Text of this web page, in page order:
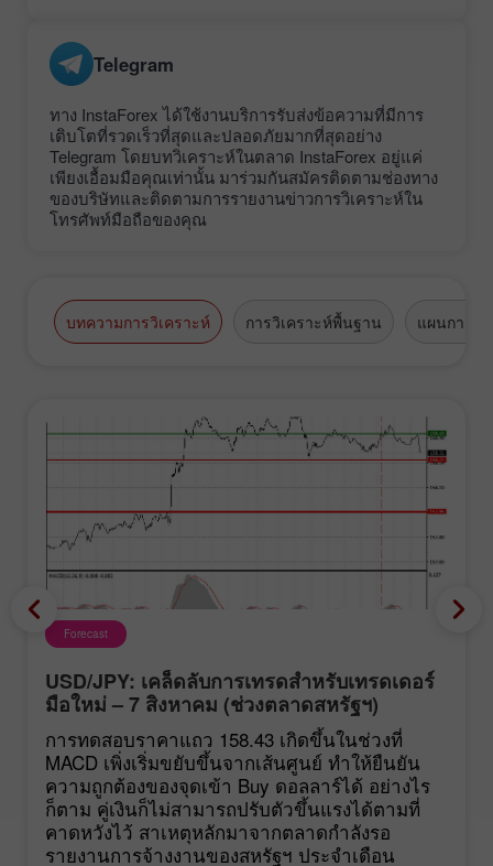
Telegram
ทาง InstaForex ได้ใช้งานบริการรับส่งข้อความที่มีการ
เติบโตที่รวดเร็วที่สุดและปลอดภัยมากที่สุดอย่าง
Telegram โดยบทวิเคราะห์ในตลาด InstaForex อยู่แค่
เพียงเอื้อมมือคุณเท่านั้น มาร่วมกันสมัครติดตามช่องทาง
ของบริษัทและติดตามการรายงานข่าวการวิเคราะห์ใน
โทรศัพท์มือถือของคุณ
บทความการวิเคราะห์ การวิเคราะห์พื้นฐาน แผนการซื้
Forecast
USD/JPY: เคล็ดลับการเทรดสำหรับเทรดเดอร์
มือใหม่ – 7 สิงหาคม (ช่วงตลาดสหรัฐฯ)
การทดสอบราคาแถว 158.43 เกิดขึ้นในช่วงที่
MACD เพิ่งเริ่มขยับขึ้นจากเส้นศูนย์ ทำให้ยืนยัน
ความถูกต้องของจุดเข้า Buy ดอลลาร์ได้ อย่างไร
ก็ตาม คู่เงินก็ไม่สามารถปรับตัวขึ้นแรงได้ตามที่
คาดหวังไว้ สาเหตุหลักมาจากตลาดกำลังรอ
รายงานการจ้างงานของสหรัฐฯ ประจำเดือน